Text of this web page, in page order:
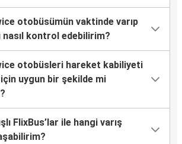
otobüsümün vaktinde varıp
nasıl kontrol edebilirim?
otobüsleri hareket kabiliyeti
için uygun bir şekilde mi
FlixBus’lar ile hangi varış